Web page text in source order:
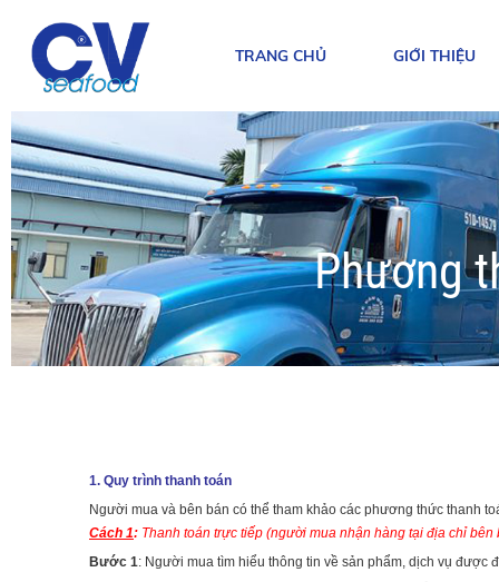
TRANG CHỦ GIỚI THIỆU
Phương
1. Quy trình thanh toán
Người mua và bên bán có thể tham khảo các phương thức thanh
Cách 1: Thanh toán trực tiếp (người mua nhận hàng tại địa chỉ bên
Bước 1: Người mua tìm hiểu thông tin về sản phẩm, dịch vụ được